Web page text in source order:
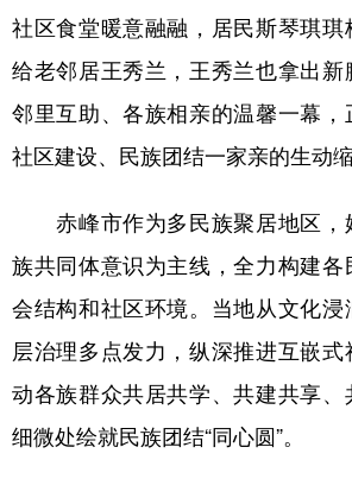
文化 书画 健康
访谈 视频 图片
学术中国 乡村振兴 银龄
彩票 娱乐 时尚
公益 一带一路 亚太网
文化产业
社区食堂暖意融融，居民斯琴琪
给老邻居王秀兰，王秀兰也拿出新
邻里互助、各族相亲的温馨一幕
社区建设、民族团结一家亲的生动缩
赤峰市作为多民族聚居地区，
族共同体意识为主线，全力构建
会结构和社区环境。当地从文化
层治理多点发力，纵深推进互嵌
动各族群众共居共学、共建共享
细微处绘就民族团结“同心圆”。